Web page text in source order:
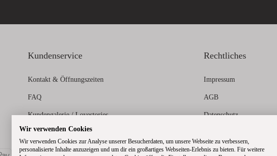
Kundenservice
Kontakt & Öffnungszeiten
FAQ
Kundengalerie / Lovestories
Zahlungs- und Versandinformationen
Rechtliches
Impressum
AGB
Datenschutz
Dateneinstellungen
Wir verwenden Cookies
Wir verwenden Cookies zur Analyse unserer Besucherdaten, um unsere Webseite zu verbessern,
personalisierte Inhalte anzuzeigen und um dir ein großartiges Webseiten-Erlebnis zu bieten. Für weitere